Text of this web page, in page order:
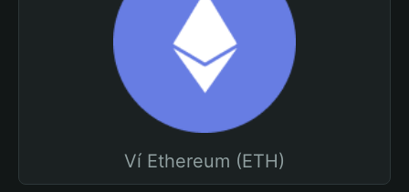
Ví Ethereum (ETH)